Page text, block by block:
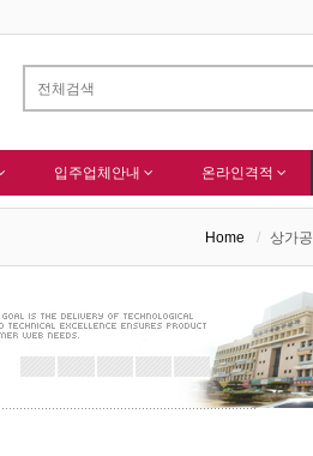
입을 축하드립니다 ! (주)센추리
입주업체안내 온라인격적
Home 상가